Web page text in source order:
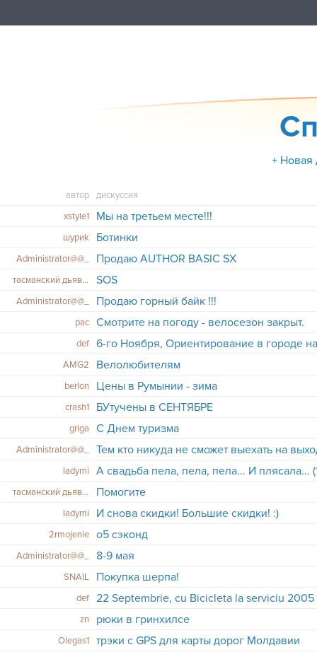
+ Новая
автор
дискуссия
xstyle1
Мы на третьем месте!!!
шуриk Ботинки
Administrator@@_ Продаю AUTHOR BASIC SX
тасманский дьявол SOS
Administrator@@_ Продаю горный байк !!!
pac Смотрите на погоду - велосезон закрыт.
def 6-го Ноября, Ориентирование в городе
AMG2 Велолюбителям
berlon Цены в Румынии - зима
crash1 БУтучены в СЕНТЯБРЕ
griga С Днем туризма
Administrator@@_ Тем кто никуда не сможет выехать на
ladymi А свадьба пела, пела, пела... И плясала...
тасманский дьявол Помогите
ladymi И снова скидки! Большие скидки! :)
2rmojenie о5 сэконд
Administrator@@_ 8-9 мая
SNAIL Покупка шерпа!
def 22 Septembrie, cu Bicicleta la serviciu 2005
zn рюки в гринхилсе
Olegas1 трэки с GPS для карты дорог Молдавии